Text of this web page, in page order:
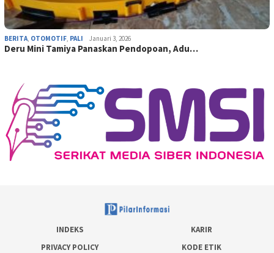
BERITA, OTOMOTIF, PALI Januari 3, 2026
Deru Mini Tamiya Panaskan Pendopoan, Adu…
INDEKS
KARIR
PRIVACY POLICY
KODE ETIK